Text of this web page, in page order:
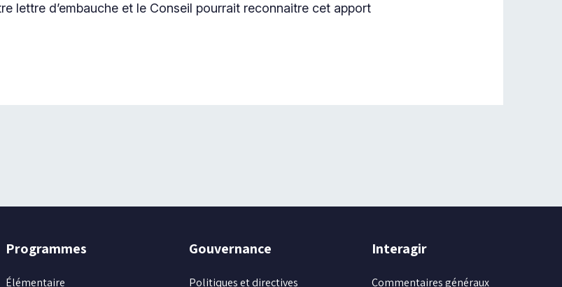
lettre d’embauche et le Conseil pourrait reconnaitre cet apport
Programmes
Élémentaire
Gouvernance
Politiques et directives
Interagir
Commentaires généraux